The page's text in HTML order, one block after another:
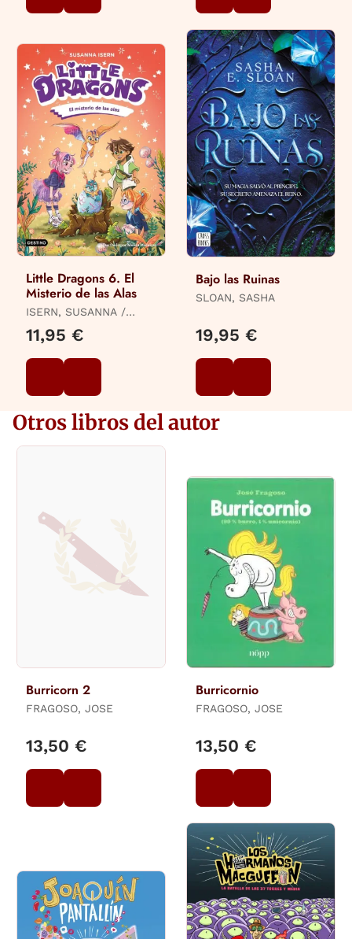
Little Dragons 6. El
Misterio de las Alas
ISERN, SUSANNA /
MELISA
11,95 €
Bajo las Ruinas
SLOAN, SASHA
19,95 €
Otros libros del autor
Burricorn 2
FRAGOSO, JOSE
13,50 €
Burricornio
FRAGOSO, JOSE
13,50 €